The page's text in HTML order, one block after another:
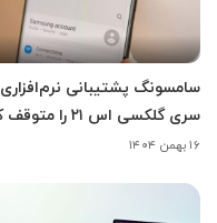
سامسونگ پشتیبانی نرم‌افزاری
سری گلکسی اس ۲۱ را متوقف کرد
۱۶ بهمن ۱۴۰۴